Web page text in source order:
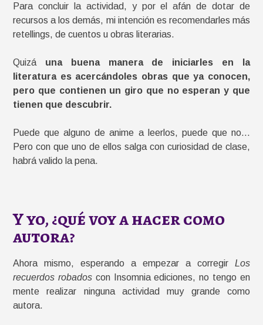
Para concluir la actividad, y por el afán de dotar de
recursos a los demás, mi intención es recomendarles más
retellings, de cuentos u obras literarias.
Quizá una buena manera de iniciarles en la
literatura es acercándoles obras que ya conocen,
pero que contienen un giro que no esperan y que
tienen que descubrir.
Puede que alguno de anime a leerlos, puede que no…
Pero con que uno de ellos salga con curiosidad de clase,
habrá valido la pena.
Y yo, ¿qué voy a hacer como
autora?
Ahora mismo, esperando a empezar a corregir Los
recuerdos robadoscon Insomnia ediciones, no tengo en
mente realizar ninguna actividad muy grande como
autora.